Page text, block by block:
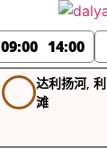
09:00 14:00
达利扬河,
滩